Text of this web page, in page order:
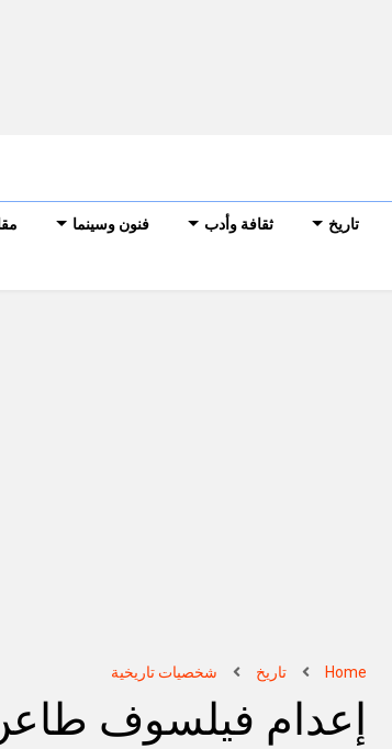
تاريخ ثقافة وأدب فنون وسينما
Home تاريخ شخصيات تاريخية
إعدام فيلسوف